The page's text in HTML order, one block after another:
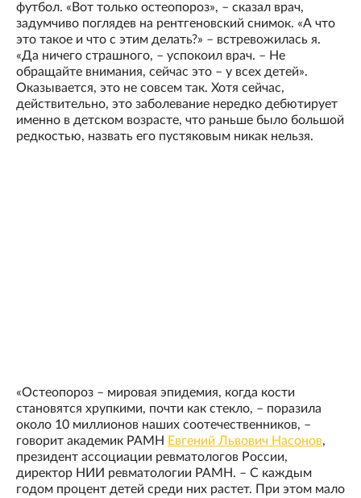
футбол. «Вот только остеопороз», – сказал врач,
задумчиво поглядев на рентгеновский снимок. «А что
это такое и что с этим делать?» – встревожилась я.
«Да ничего страшного, – успокоил врач. – Не
обращайте внимания, сейчас это – у всех детей».
Оказывается, это не совсем так. Хотя сейчас,
действительно, это заболевание нередко дебютирует
именно в детском возрасте, что раньше было большой
редкостью, назвать его пустяковым никак нельзя.
«Остеопороз – мировая эпидемия, когда кости
становятся хрупкими, почти как стекло, – поразила
около 10 миллионов наших соотечественников, –
говорит академик РАМН Евгений Львович Насонов,
президент ассоциации ревматологов России,
директор НИИ ревматологии РАМН. – С каждым
годом процент детей среди них растет. При этом мало